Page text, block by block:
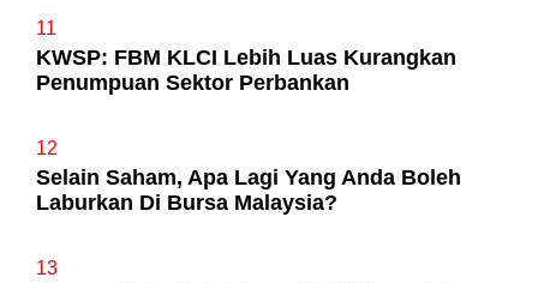
11
KWSP: FBM KLCI Lebih Luas Kurangkan
Penumpuan Sektor Perbankan
12
Selain Saham, Apa Lagi Yang Anda Boleh
Laburkan Di Bursa Malaysia?
13